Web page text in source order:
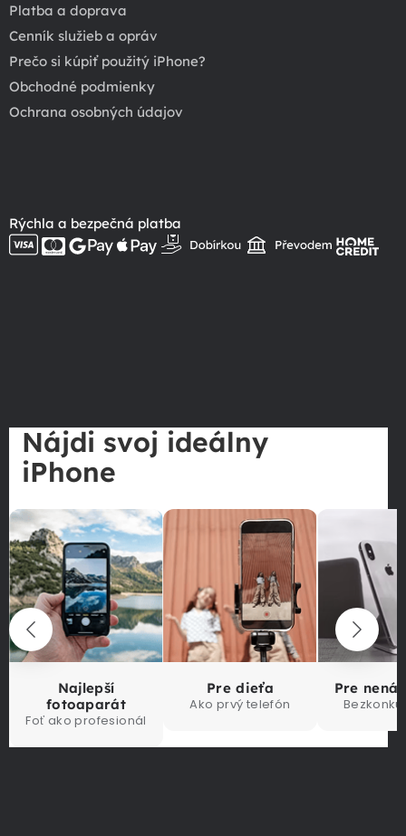
Platba a doprava
Cenník služieb a opráv
Prečo si kúpiť použitý iPhone?
Obchodné podmienky
Ochrana osobných údajov
Rýchla a bezpečná platba
Nájdi svoj ideálny
iPhone
Najlepší
fotoaparát
Foť ako profesionál
Pre dieťa
Ako prvý telefón
Pre